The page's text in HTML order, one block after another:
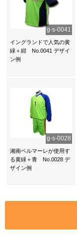
g-s-0041
イングランドで人気の黄
緑＋紺 No.0041 デザイ
ン例
g-s-0028
湘南ベルマーレが使用す
る黄緑＋青 No.0028 デ
ザイン例